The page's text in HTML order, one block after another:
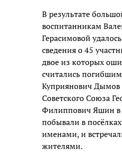
В результате
воспитанникам
Герасимовой
сведения о 45
двое из которых
считались
Куприянович Дымов
Советского Союза
Филиппович Яшин в
побывали в
именами, и
жителями.